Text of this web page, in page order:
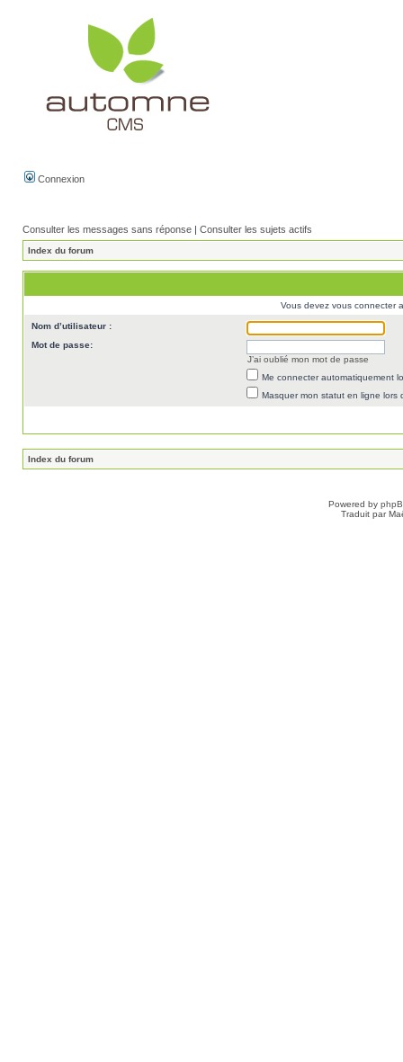
Connexion
Consulter les messages sans réponse | Consulter les sujets actifs
Index du forum
Vous devez vous connecter
Nom d’utilisateur :
Mot de passe:
J’ai oublié mon mot de passe
Me connecter automatiquement
Masquer mon statut en ligne lors
Index du forum
Powered by
Traduit par